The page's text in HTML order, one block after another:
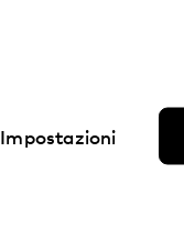
Impostazioni